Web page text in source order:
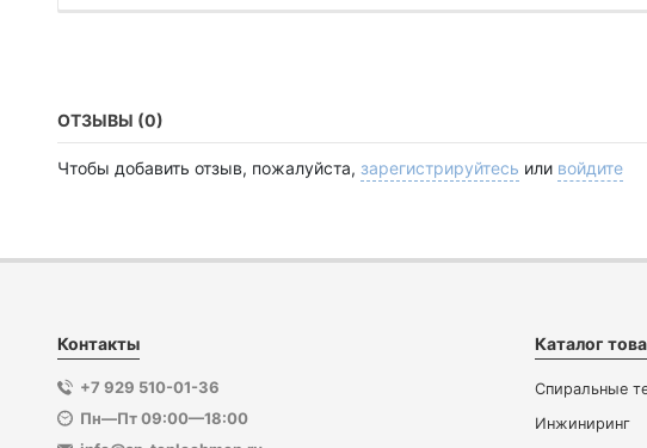
ОТЗЫВЫ (0)
Чтобы добавить отзыв, пожалуйста, зарегистрируйтесь или войдите
Контакты
+7 929 510-01-36
Пн—Пт 09:00—18:00
Каталог
Спиральные
Инжиниринг